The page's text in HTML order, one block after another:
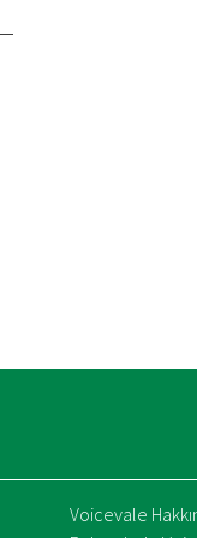
Voicevale